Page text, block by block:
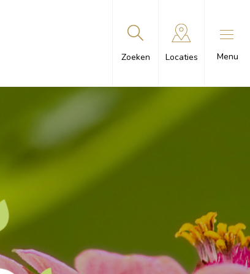
Zoeken Locaties Menu